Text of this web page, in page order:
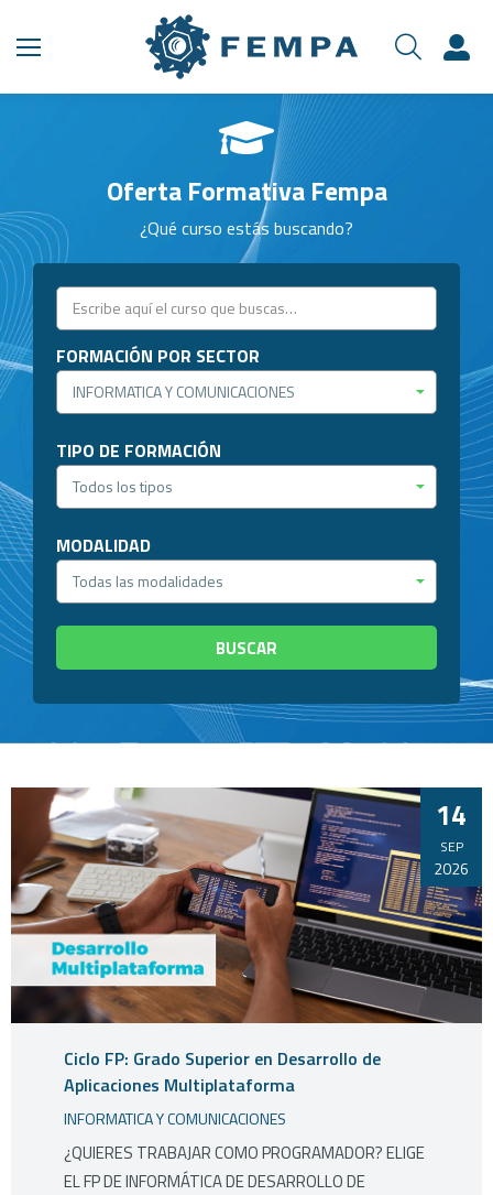
Oferta Formativa Fempa
¿Qué curso estás buscando?
FORMACIÓN POR SECTOR
TIPO DE FORMACIÓN
MODALIDAD
BUSCAR
SEP
14
2026
Ciclo FP: Grado Superior en Desarrollo de
Aplicaciones Multiplataforma
INFORMATICA Y COMUNICACIONES
¿QUIERES TRABAJAR COMO PROGRAMADOR? ELIGE
EL FP DE INFORMÁTICA DE DESARROLLO DE